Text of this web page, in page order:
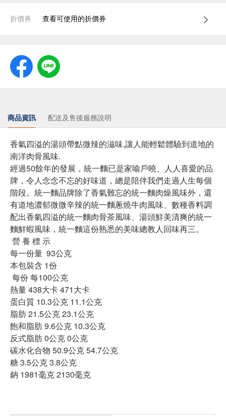
折價券 查看可使用的折價券
商品資訊 配送及售後服務說明
香氣四溢的湯頭帶點微辣的滋味,讓人能輕鬆體驗到道地的
南洋肉骨風味.
經過50餘年的發展，統一麵已是家喻戶曉、人人喜愛的品
牌，令人念念不忘的好味道，總是陪伴我們走過人生每個
階段。統一麵品牌除了香氣難忘的統一麵肉燥風味外，還
有道地濃郁微微辛辣的統一麵蔥燒牛肉風味、數種香料調
配出香氣四溢的統一麵肉骨茶風味、湯頭鮮美清爽的統一
麵鮮蝦風味，統一麵這份熟悉的美味總教人回味再三。
營 養 標 示
每一份量 93公克
本包裝含 1份
每份 每100公克
熱量 438大卡 471大卡
蛋白質 10.3公克 11.1公克
脂肪 21.5公克 23.1公克
飽和脂肪 9.6公克 10.3公克
反式脂肪 0公克 0公克
碳水化合物 50.9公克 54.7公克
糖 3.5公克 3.8公克
鈉 1981毫克 2130毫克